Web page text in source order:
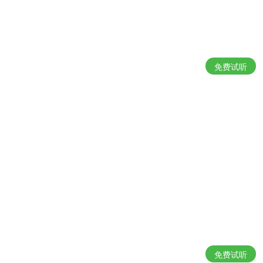
免费试听
免费试听